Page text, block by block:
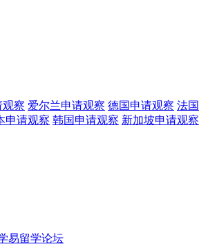
观察 爱尔兰申请观察 德国申请观察 法国
申请观察 韩国申请观察 新加坡申请观察
易留学论坛